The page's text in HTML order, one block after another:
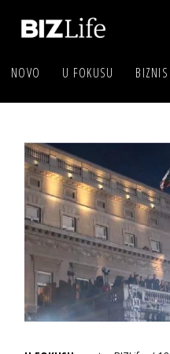
NOVO U FOKUSU BIZNIS